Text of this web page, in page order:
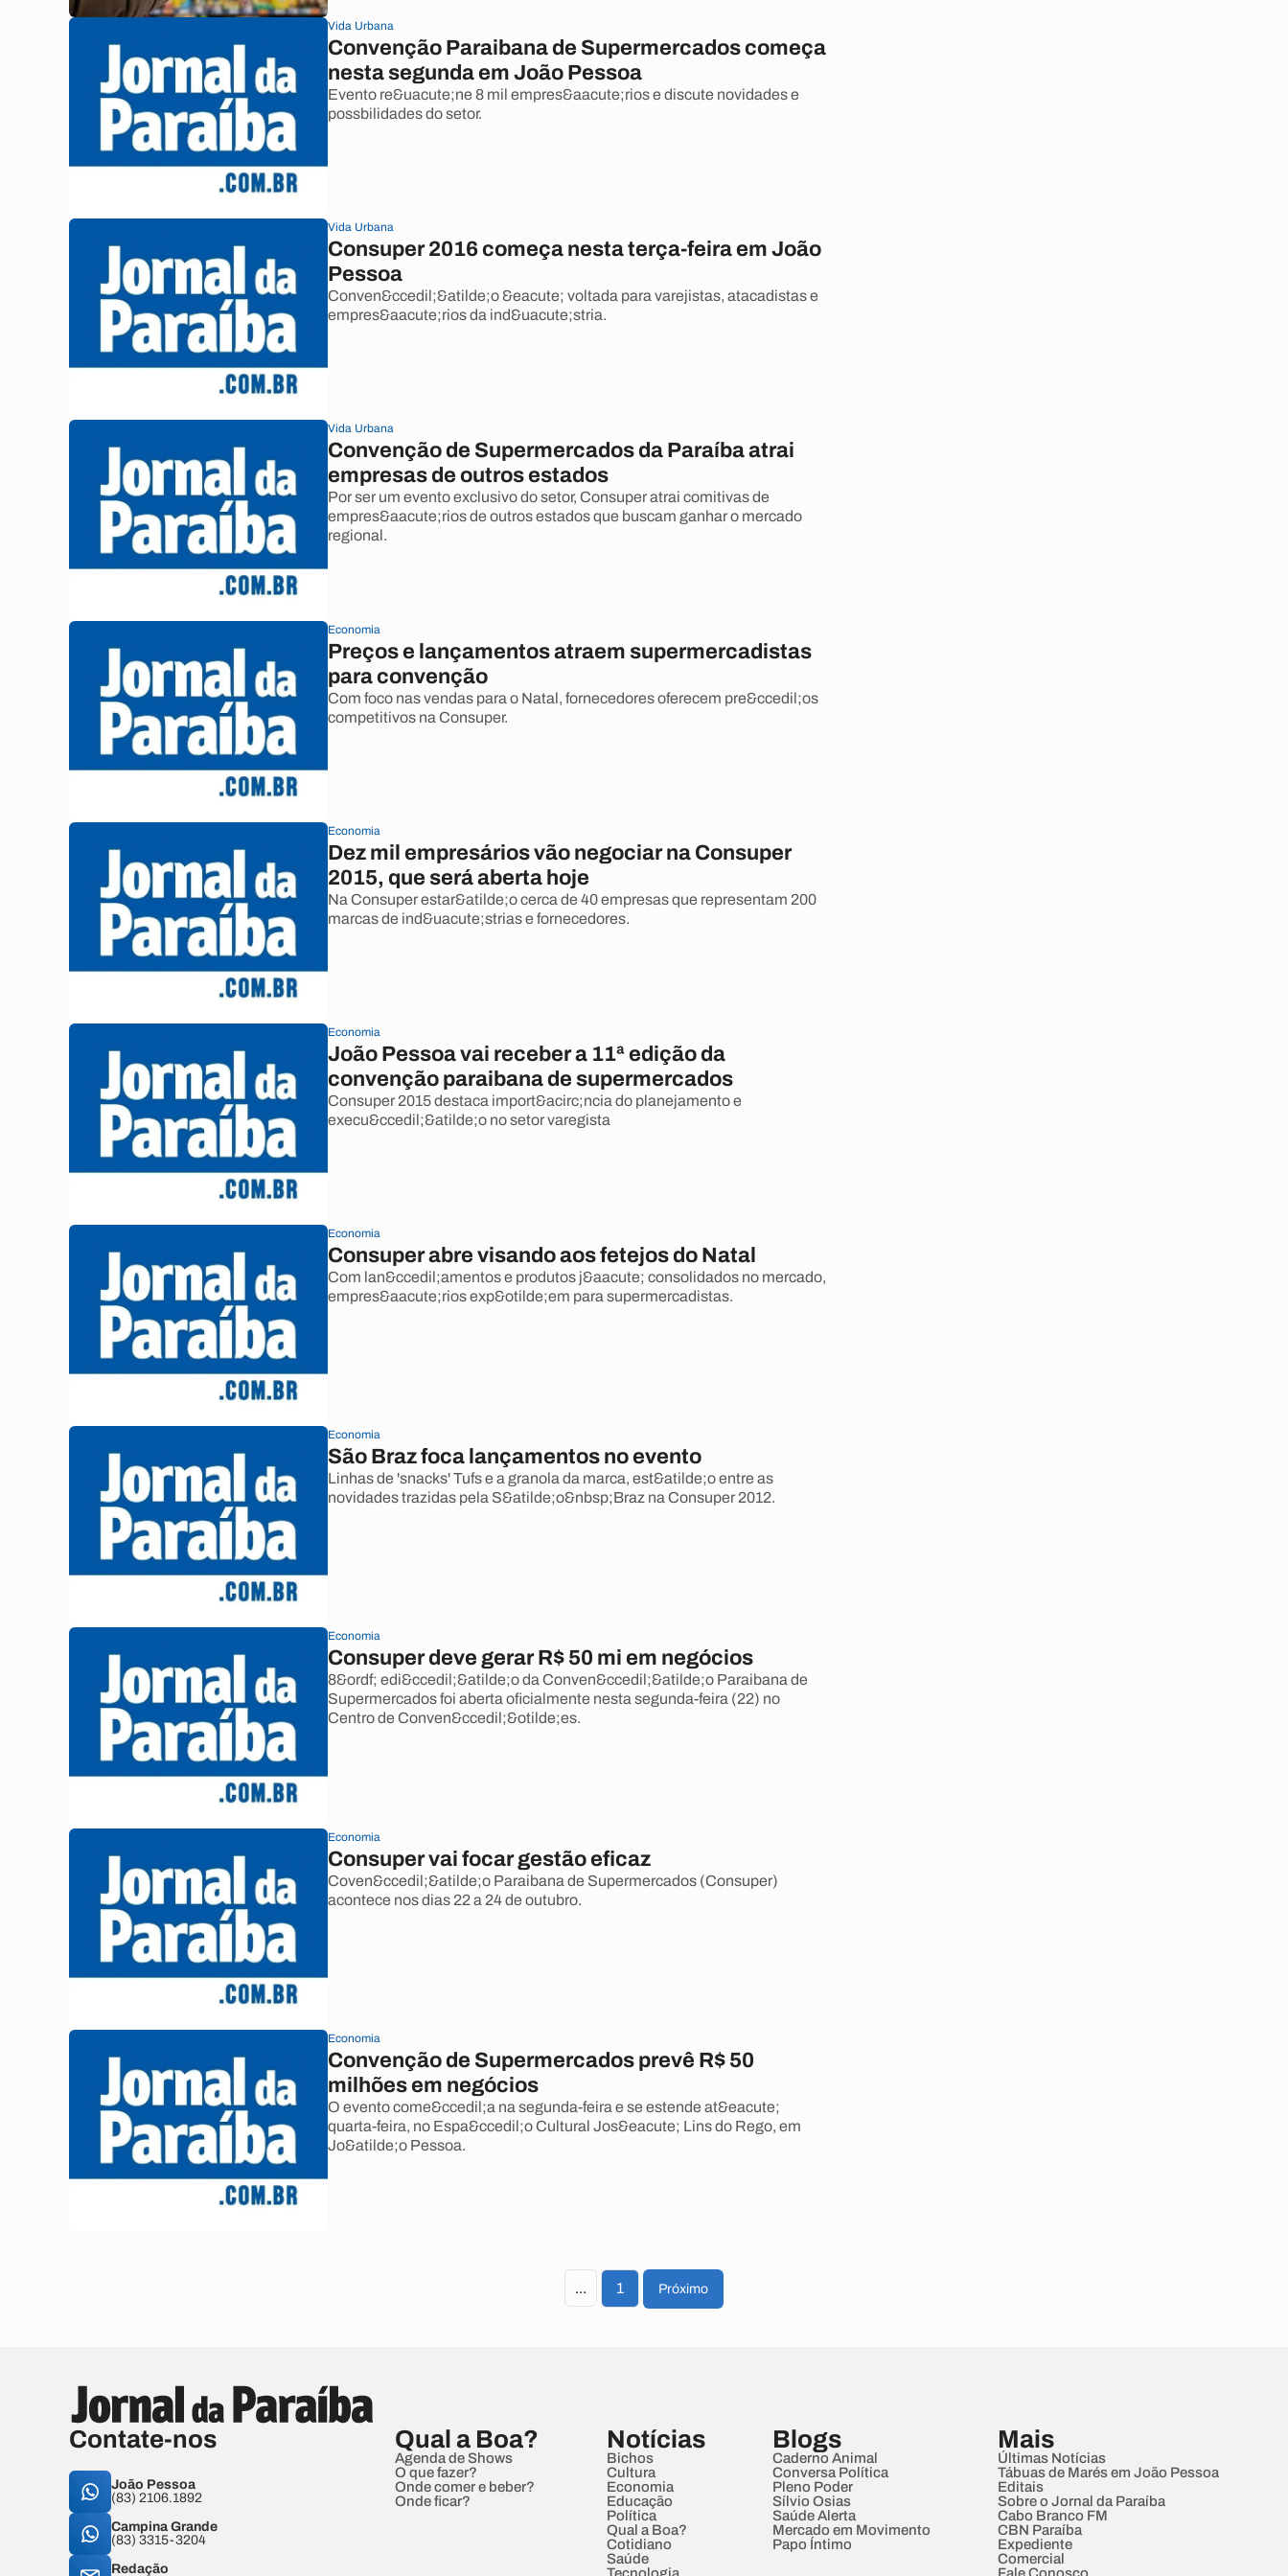
Vida Urbana
Convenção Paraibana de Supermercados começa
nesta segunda em João Pessoa
Evento re&uacute;ne 8 mil empres&aacute;rios e discute novidades e
possbilidades do setor.
Vida Urbana
Consuper 2016 começa nesta terça-feira em João
Pessoa
Conven&ccedil;&atilde;o &eacute; voltada para varejistas, atacadistas e
empres&aacute;rios da ind&uacute;stria.
Vida Urbana
Convenção de Supermercados da Paraíba atrai
empresas de outros estados
Por ser um evento exclusivo do setor, Consuper atrai comitivas de
empres&aacute;rios de outros estados que buscam ganhar o mercado
regional.
Economia
Preços e lançamentos atraem supermercadistas
para convenção
Com foco nas vendas para o Natal, fornecedores oferecem pre&ccedil;os
competitivos na Consuper.
Economia
Dez mil empresários vão negociar na Consuper
2015, que será aberta hoje
Na Consuper estar&atilde;o cerca de 40 empresas que representam 200
marcas de ind&uacute;strias e fornecedores.
Economia
João Pessoa vai receber a 11ª edição da
convenção paraibana de supermercados
Consuper 2015 destaca import&acirc;ncia do planejamento e
execu&ccedil;&atilde;o no setor varegista
Economia
Consuper abre visando aos fetejos do Natal
Com lan&ccedil;amentos e produtos j&aacute; consolidados no mercado,
empres&aacute;rios exp&otilde;em para supermercadistas.
Economia
São Braz foca lançamentos no evento
Linhas de 'snacks' Tufs e a granola da marca, est&atilde;o entre as
novidades trazidas pela S&atilde;o&nbsp;Braz na Consuper 2012.
Economia
Consuper deve gerar R$ 50 mi em negócios
8&ordf; edi&ccedil;&atilde;o da Conven&ccedil;&atilde;o Paraibana de
Supermercados foi aberta oficialmente nesta segunda-feira (22) no
Centro de Conven&ccedil;&otilde;es.
Economia
Consuper vai focar gestão eficaz
Coven&ccedil;&atilde;o Paraibana de Supermercados (Consuper)
acontece nos dias 22 a 24 de outubro.
Economia
Convenção de Supermercados prevê R$ 50
milhões em negócios
O evento come&ccedil;a na segunda-feira e se estende at&eacute;
quarta-feira, no Espa&ccedil;o Cultural Jos&eacute; Lins do Rego, em
Jo&atilde;o Pessoa.
... 1 Próximo
Contate-nos
João Pessoa
(83) 2106.1892
Campina Grande
(83) 3315-3204
Redação
Qual a Boa?
Agenda de Shows
O que fazer?
Onde comer e beber?
Onde ficar?
Notícias
Bichos
Cultura
Economia
Educação
Política
Qual a Boa?
Cotidiano
Saúde
Blogs
Caderno Animal
Conversa Política
Pleno Poder
Sílvio Osias
Saúde Alerta
Mercado em Movimento
Papo Íntimo
Mais
Últimas Notícias
Tábuas de Marés em João Pessoa
Editais
Sobre o Jornal da Paraíba
Cabo Branco FM
CBN Paraíba
Expediente
Comercial